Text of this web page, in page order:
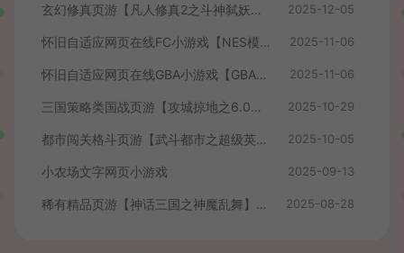
玄幻修真页游【凡人修真2之斗神弑妖】最新整理WIN系服务端+GM工具+详细搭建教程+外网教程 2025-12-05
怀旧自适应网页在线FC小游戏【NES模拟器】最新整理WIN系服务端+Linux手工服务端+管理后台+支持手柄+存档 2025-11-06
怀旧自适应网页在线GBA小游戏【GBA模拟器】最新整理WIN系服务端+Linux手工服务端+管理后台+支持手柄+存档 2025-11-06
三国策略类国战页游【攻城掠地之6.0东吴大帝版】最新整理WIN系服务端+管理后台+详细外网教程 2025-10-29
都市闯关格斗页游【武斗都市之超级英雄】最新整理Win系服务端+货币修改教程+详细外网搭建教程 2025-10-05
小农场文字网页小游戏 2025-09-13
稀有精品页游【神话三国之神魔乱舞】最新整理Win系服务端+货币充值教程+详细外网搭建教程 2025-08-28